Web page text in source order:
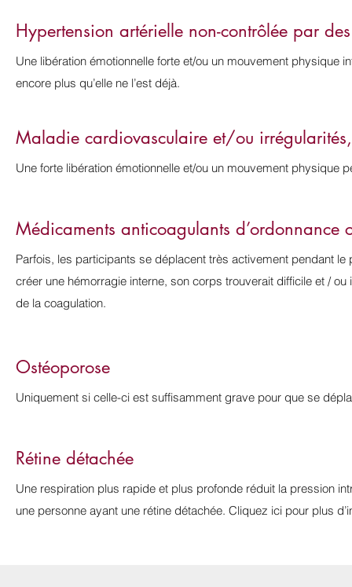
Hypertension artérielle non-contrôlée par
Une libération émotionnelle forte et/ou un mouvement physique
encore plus qu’elle ne l’est déjà.
Maladie cardiovasculaire et/ou
Une forte libération émotionnelle et/ou un mouvement
Médicaments anticoagulants d’ordonnance
Parfois, les participants se déplacent très activement pendant
créer une hémorragie interne, son corps trouverait difficile et /
de la coagulation.
Ostéoporose
Uniquement si celle-ci est suffisamment grave pour que se
Rétine détachée
Une respiration plus rapide et plus profonde réduit la pression
une personne ayant une rétine détachée. Cliquez ici pour plus